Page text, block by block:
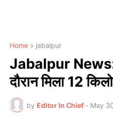
Home jabalpur
Jabalpur News:
दौरान मिला 12
by Editor In Chief - May